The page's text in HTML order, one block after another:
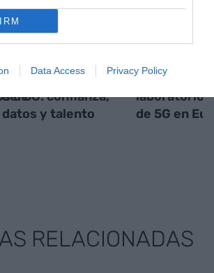
Data Access Privacy Policy
de
El cuello de botella
del 5G: confianza,
datos y talento
Catalunya,
laboratorio
de 5G en
RELACIONADAS